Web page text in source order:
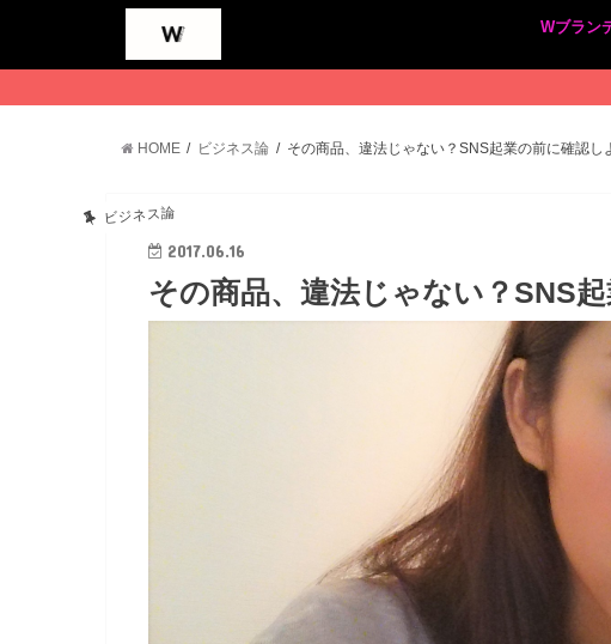
Wブラン
プライバ
特定商取
HOME ビジネス論 その商品、違法じゃない？SNS起業の前に確認し
ビジネス論
2017.06.16
その商品、違法じゃない？SNS